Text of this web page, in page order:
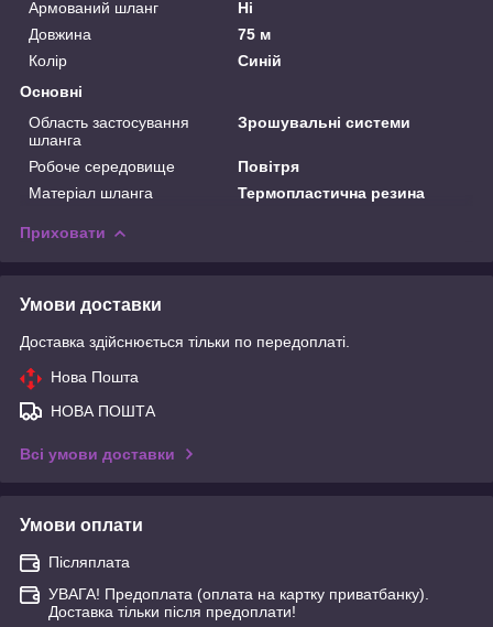
Армований шланг
Ні
Довжина
75 м
Колір
Синій
Основні
Область застосування
шланга
Зрошувальні системи
Робоче середовище
Повітря
Матеріал шланга
Термопластична резина
Приховати
Умови доставки
Доставка здійснюється тільки по передоплаті.
Нова Пошта
НОВА ПОШТА
Всі умови доставки
Умови оплати
Післяплата
УВАГА! Предоплата (оплата на картку приватбанку).
Доставка тільки після предоплати!